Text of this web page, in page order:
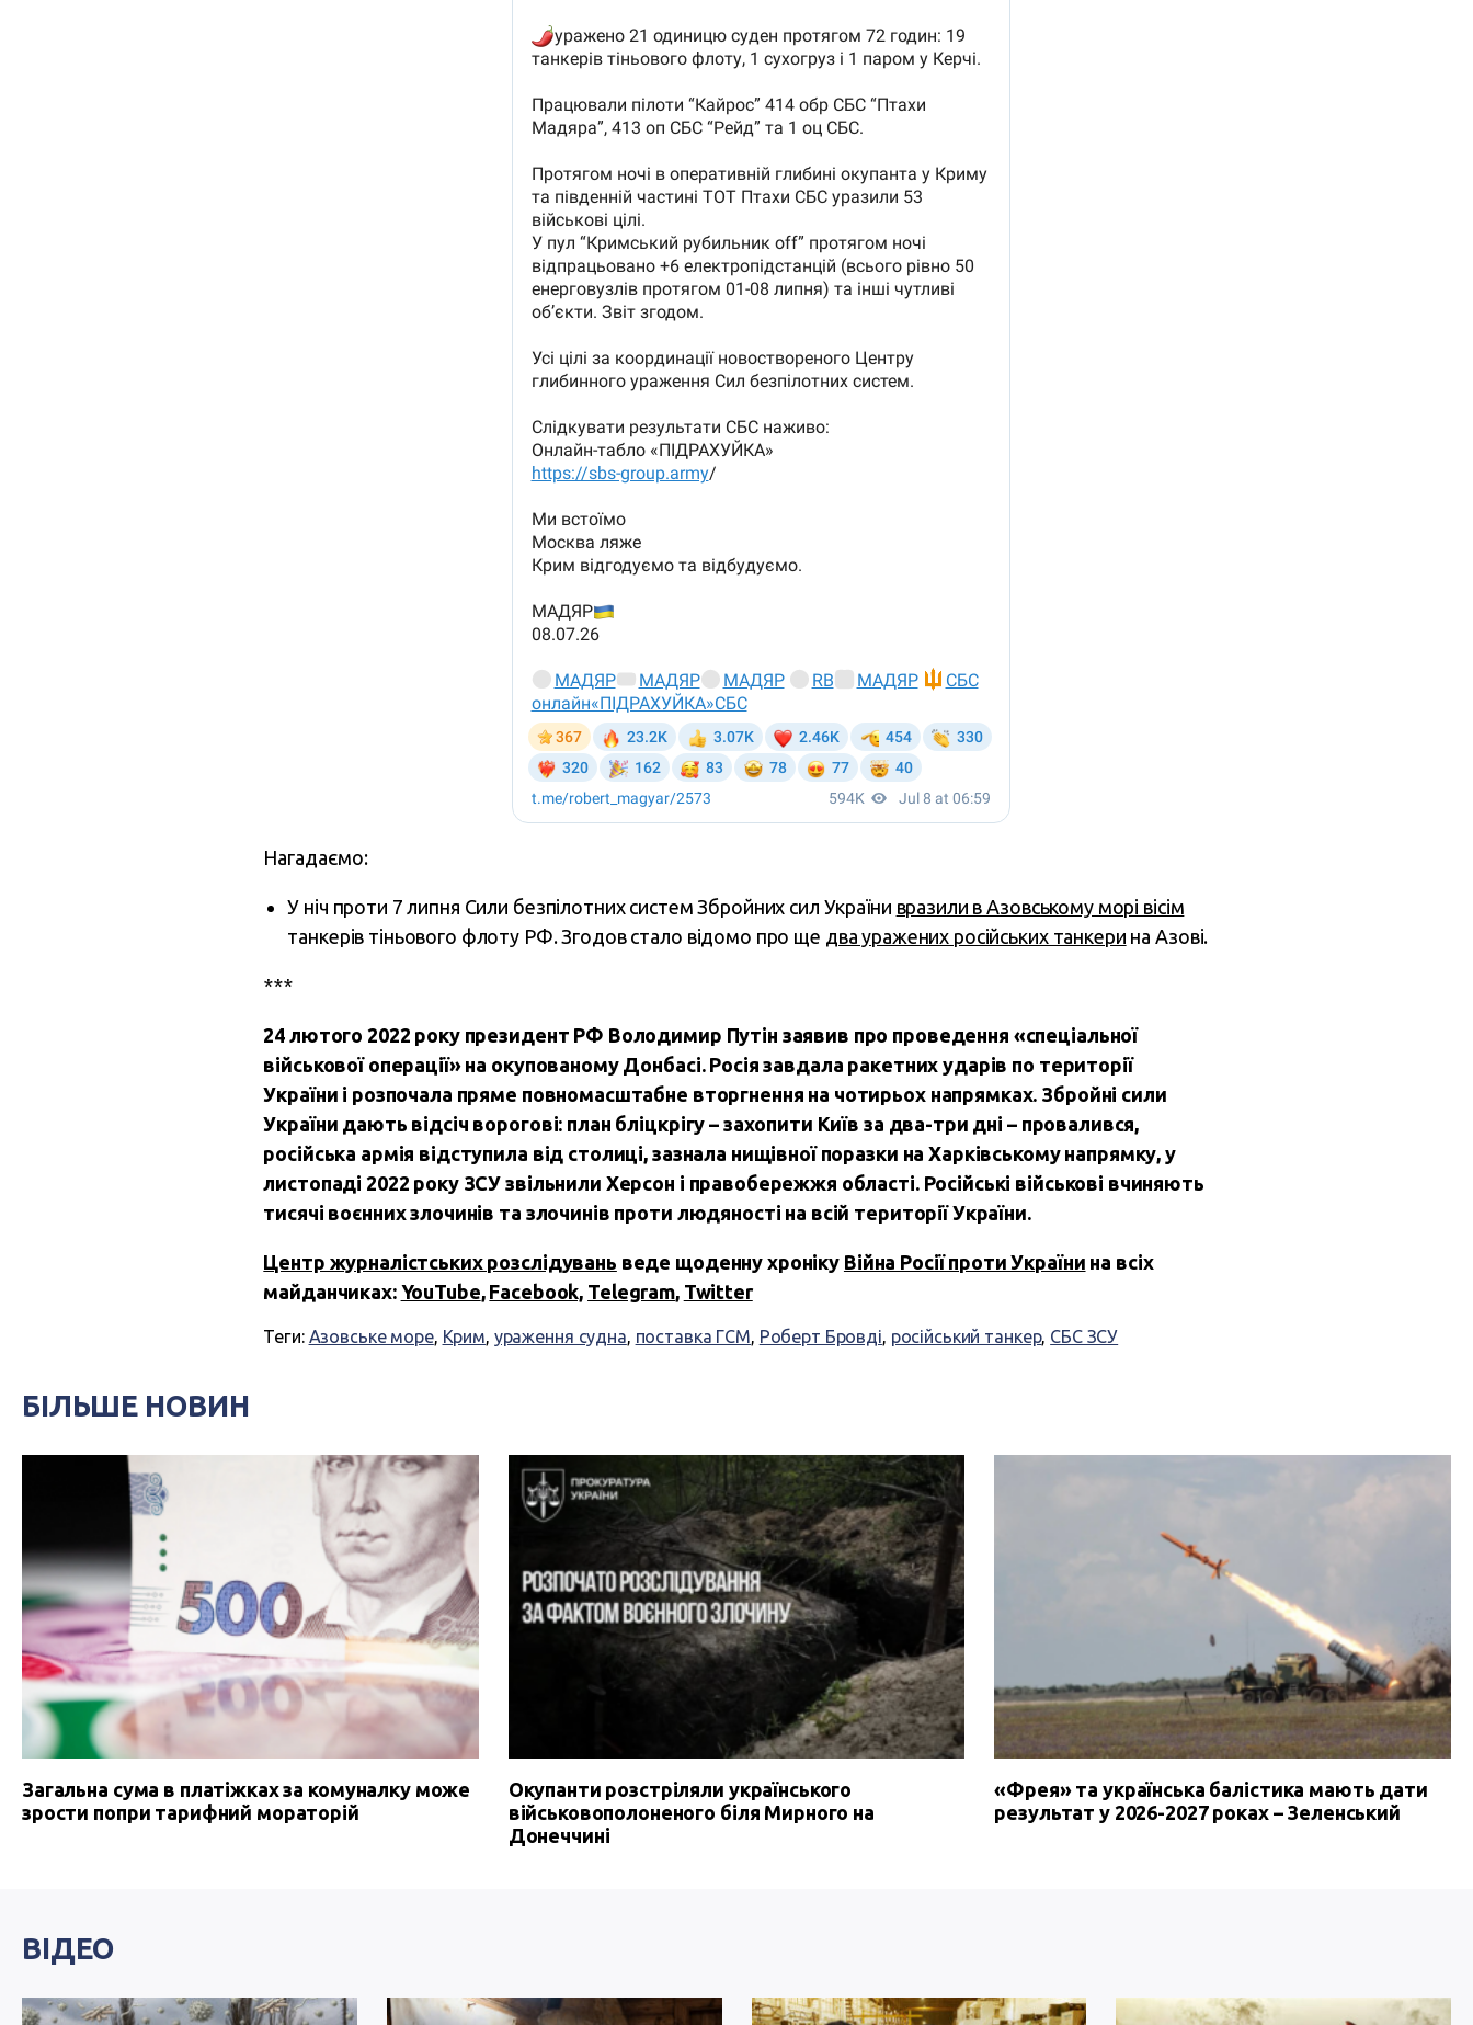
Нагадаємо:
У ніч проти 7 липня Сили безпілотних систем Збройних сил України вразили в Азовському морі вісім
танкерів тіньового флоту РФ. Згодов стало відомо про ще два уражених російських танкери на Азові.
***
24 лютого 2022 року президент РФ Володимир Путін заявив про проведення «спеціальної
військової операції» на окупованому Донбасі. Росія завдала ракетних ударів по території
України і розпочала пряме повномасштабне вторгнення на чотирьох напрямках. Збройні сили
України дають відсіч ворогові: план бліцкрігу – захопити Київ за два-три дні – провалився,
російська армія відступила від столиці, зазнала нищівної поразки на Харківському напрямку, у
листопаді 2022 року ЗСУ звільнили Херсон і правобережжя області. Російські військові вчиняють
тисячі воєнних злочинів та злочинів проти людяності на всій території України.
Центр журналістських розслідувань веде щоденну хроніку Війна Росії проти України на всіх
майданчиках: YouTube, Facebook, Telegram, Twitter
Теги: Азовське море, Крим, ураження судна, поставка ГСМ, Роберт Бровді, російський танкер, СБС ЗСУ
БІЛЬШЕ НОВИН
Загальна сума в платіжках за комуналку може
зрости попри тарифний мораторій
Окупанти розстріляли українського
військовополоненого біля Мирного на
Донеччині
«Фрея» та українська балістика мають дати
результат у 2026-2027 роках – Зеленський
ВІДЕО